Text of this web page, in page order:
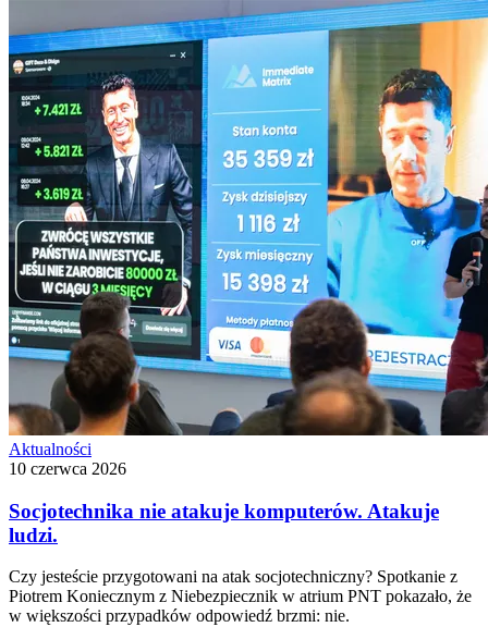
Aktualności
10 czerwca 2026
Socjotechnika nie atakuje komputerów. Atakuje
ludzi.
Czy jesteście przygotowani na atak socjotechniczny? Spotkanie z
Piotrem Koniecznym z Niebezpiecznik w atrium PNT pokazało, że
w większości przypadków odpowiedź brzmi: nie.